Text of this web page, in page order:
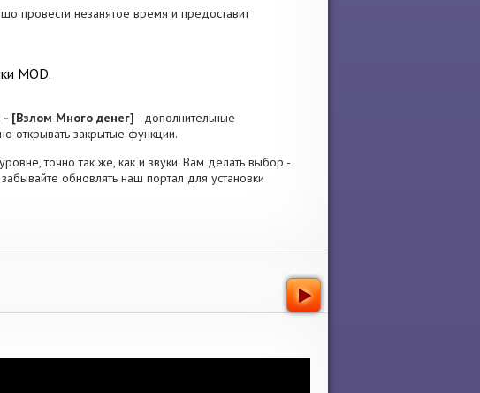
провести незанятое время и предоставит
MOD.
- [Взлом Много денег] - дополнительные
открывать закрытые функции.
точно так же, как и звуки. Вам делать выбор -
обновлять наш портал для установки